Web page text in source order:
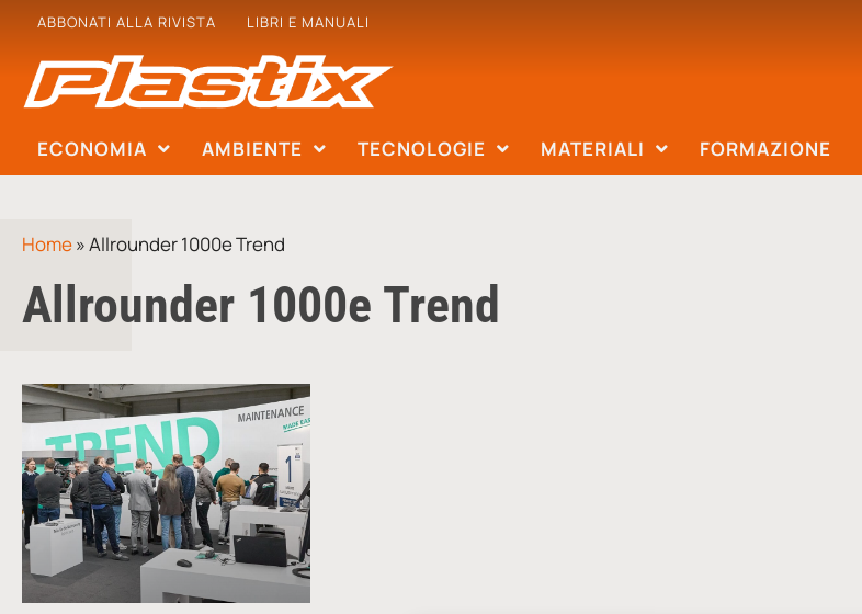
ABBONATI ALLA RIVISTA LIBRI E MANUALI
ECONOMIA AMBIENTE TECNOLOGIE MATERIALI FORMAZIONE
Home»Allrounder 1000e Trend
Allrounder 1000e Trend